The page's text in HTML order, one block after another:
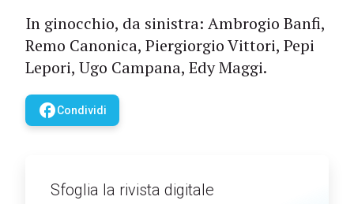
In ginocchio, da sinistra: Ambrogio Banfi,
Remo Canonica, Piergiorgio Vittori, Pepi
Lepori, Ugo Campana, Edy Maggi.
facebookCondividi
Sfoglia la rivista digitale